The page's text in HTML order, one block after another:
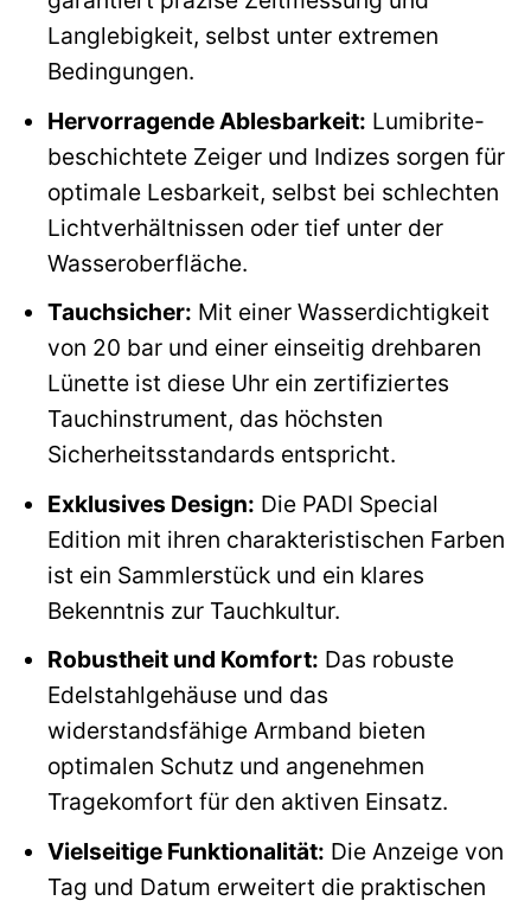
Langlebigkeit, selbst unter extremen
Bedingungen.
Hervorragende Ablesbarkeit: Lumibrite-
beschichtete Zeiger und Indizes sorgen für
optimale Lesbarkeit, selbst bei schlechten
Lichtverhältnissen oder tief unter der
Wasseroberfläche.
Tauchsicher: Mit einer Wasserdichtigkeit
von 20 bar und einer einseitig drehbaren
Lünette ist diese Uhr ein zertifiziertes
Tauchinstrument, das höchsten
Sicherheitsstandards entspricht.
Exklusives Design: Die PADI Special
Edition mit ihren charakteristischen Farben
ist ein Sammlerstück und ein klares
Bekenntnis zur Tauchkultur.
Robustheit und Komfort: Das robuste
Edelstahlgehäuse und das
widerstandsfähige Armband bieten
optimalen Schutz und angenehmen
Tragekomfort für den aktiven Einsatz.
Vielseitige Funktionalität: Die Anzeige von
Tag und Datum erweitert die praktischen